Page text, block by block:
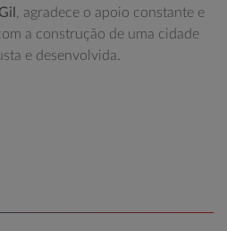
, agradece o apoio constante e
a construção de uma cidade
e desenvolvida.